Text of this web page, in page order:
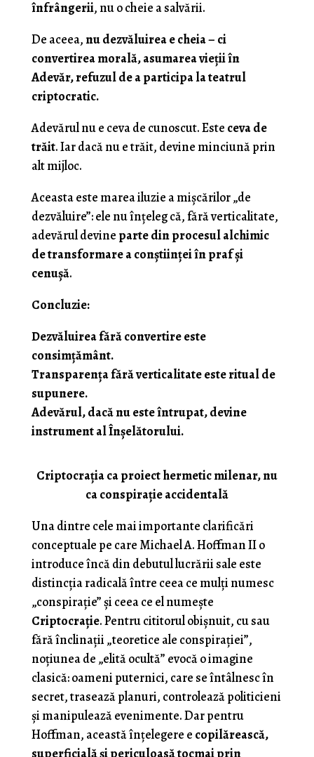
înfrângerii, nu o cheie a salvării.
De aceea,nu dezvăluirea e cheia – ci
convertirea morală, asumarea vieții în
Adevăr, refuzul de a participa la teatrul
criptocratic.
Adevărul nu e ceva de cunoscut. Este ceva de
trăit. Iar dacă nu e trăit, devine minciună prin
alt mijloc.
Aceasta este marea iluzie a mișcărilor „de
dezvăluire”: ele nu înțeleg că, fără verticalitate,
adevărul devine parte din procesul alchimic
de transformare a conștiinței în praf și
cenușă.
Concluzie:
Dezvăluirea fără convertire este
consimțământ.
Transparența fără verticalitate este ritual de
supunere.
Adevărul, dacă nu este întrupat, devine
instrument al Înșelătorului.
Criptocrația ca proiect hermetic milenar, nu
ca conspirație accidentală
Una dintre cele mai importante clarificări
conceptuale pe care Michael A. Hoffman II o
introduce încă din debutul lucrării sale este
distincția radicală între ceea ce mulți numesc
„conspirație” și ceea ce el numește
Criptocrație. Pentru cititorul obișnuit, cu sau
fără înclinații „teoretice ale conspirației”,
noțiunea de „elită ocultă” evocă o imagine
clasică: oameni puternici, care se întâlnesc în
secret, trasează planuri, controlează politicieni
și manipulează evenimente. Dar pentru
Hoffman, această înțelegere e copilărească,
superficială și periculoasă tocmai prin